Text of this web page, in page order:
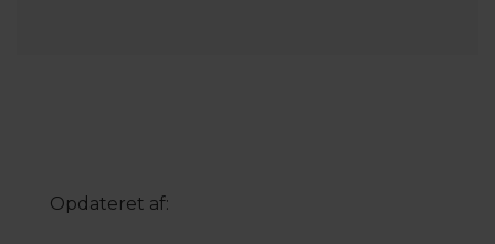
Opdateret af: